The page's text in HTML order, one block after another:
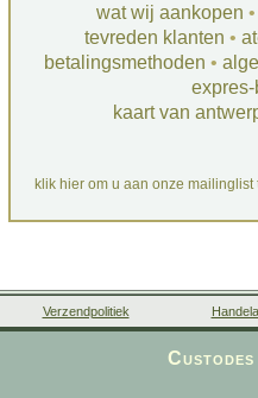
wat wij aankopen
tevreden klanten •
betalingsmethoden •
kaart van
klik hier om u aan onze mailinglist
Verzendpolitiek